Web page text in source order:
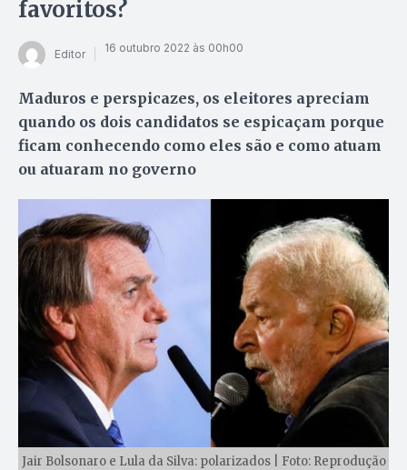
favoritos?
Editor 16 outubro 2022 às 00h00
Maduros e perspicazes, os eleitores apreciam
quando os dois candidatos se espicaçam porque
ficam conhecendo como eles são e como atuam
ou atuaram no governo
Jair Bolsonaro e Lula da Silva: polarizados | Foto: Reprodução